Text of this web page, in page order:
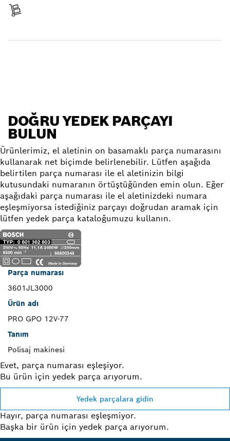
DOĞRU YEDEK PARÇAYI
BULUN
Ürünlerimiz, el aletinin on basamaklı parça numarasını
kullanarak net biçimde belirlenebilir. Lütfen aşağıda
belirtilen parça numarası ile el aletinizin bilgi
kutusundaki numaranın örtüştüğünden emin olun. Eğer
aşağıdaki parça numarası ile el aletinizdeki numara
eşleşmiyorsa istediğiniz parçayı doğrudan aramak için
lütfen yedek parça kataloğumuzu kullanın.
Parça numarası
3601JL3000
Ürün adı
PRO GPO 12V-77
Tanım
Polisaj makinesi
Evet, parça numarası eşleşiyor.
Bu ürün için yedek parça arıyorum.
Yedek parçalara gidin
Hayır, parça numarası eşleşmiyor.
Başka bir ürün için yedek parça arıyorum.